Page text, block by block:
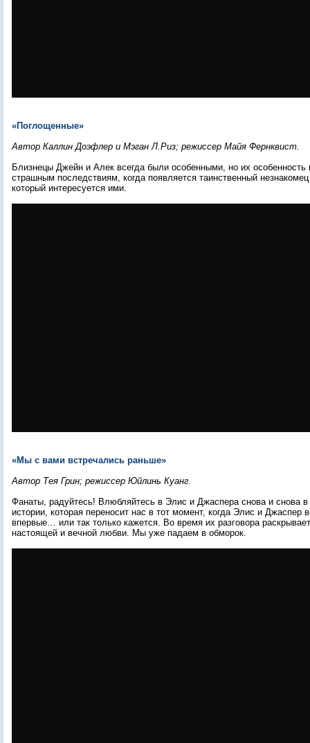
«Поглощенные»
Автор Каллин Доэфлер и Мэган Л.Риз; режиссер Майя Фернквист.
Близнецы Джейн и Алек всегда были особенными, но их особенность
страшным последствиям, когда появляется таинственный
который интересуется ими.
«Мы с вами встречались раньше»
Автор Тея Грин; режиссер Юйлинь Куанг.
Фанаты, радуйтесь! Влюбляйтесь в Элис и Джаспера снова и снова в
истории, которая переносит нас в тот момент, когда Элис и Джаспер
впервые… или так только кажется. Во время их разговора
настоящей и вечной любви. Мы уже падаем в обморок.